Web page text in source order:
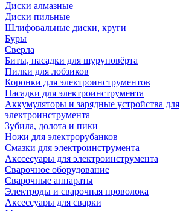
Диски алмазные
Диски пильные
Шлифовальные диски, круги
Буры
Сверла
Биты, насадки для шуруповёрта
Пилки для лобзиков
Коронки для электроинструментов
Насадки для электроинструмента
Аккумуляторы и зарядные устройства для
электроинструмента
Зубила, долота и пики
Ножи для электрорубанков
Смазки для электроинструмента
Акссесуары для электроинструмента
Сварочное оборудование
Сварочные аппараты
Электроды и сварочная проволока
Аксессуары для сварки